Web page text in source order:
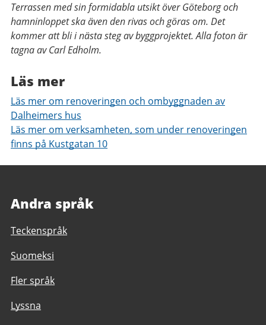
Terrassen med sin formidabla utsikt över Göteborg och
hamninloppet ska även den rivas och göras om. Det
kommer att bli i nästa steg av byggprojektet. Alla foton är
tagna av Carl Edholm.
Läs mer
Läs mer om renoveringen och ombyggnaden av
Dalheimers hus
Läs mer om verksamheten, som under renoveringen
finns på Kustgatan 10
Andra språk
Teckenspråk
Suomeksi
Fler språk
Lyssna